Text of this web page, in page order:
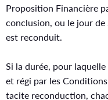
Proposition Financière
conclusion, ou le jour
est reconduit.
Si la durée, pour
et régi par les
tacite reconduction,